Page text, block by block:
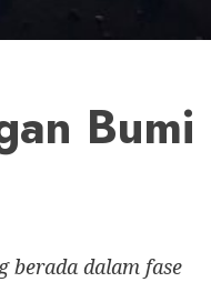
Bumi
berada dalam fase